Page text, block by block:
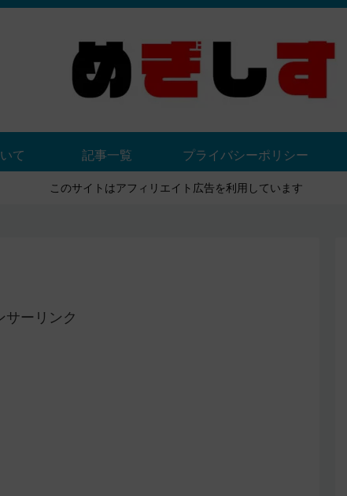
て 記事一覧 プライバシーポリシー
このサイトはアフィリエイト広告を利用しています
サーリンク